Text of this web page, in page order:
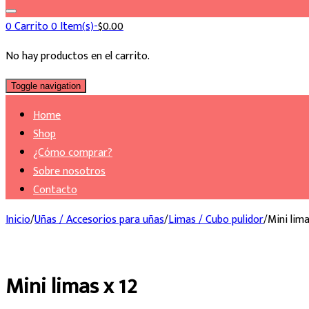
0Carrito0 Item(s)-$0.00
No hay productos en el carrito.
Toggle navigation
Home
Shop
¿Cómo comprar?
Sobre nosotros
Contacto
Inicio/Uñas / Accesorios para uñas/Limas / Cubo pulidor/Mini
Mini limas x 12